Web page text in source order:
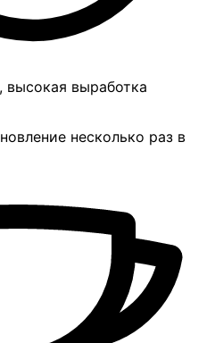
высокая выработка
несколько раз в